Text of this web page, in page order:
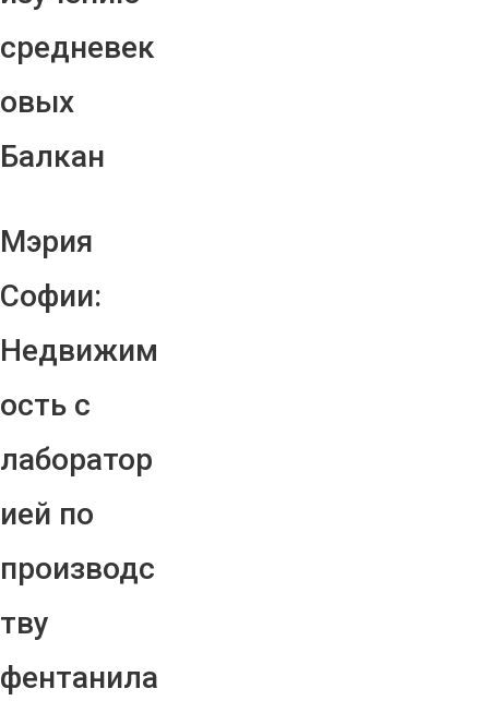
средневек
овых
Балкан
Мэрия
Софии:
Недвижим
ость с
лаборатор
ией по
производс
тву
фентанила